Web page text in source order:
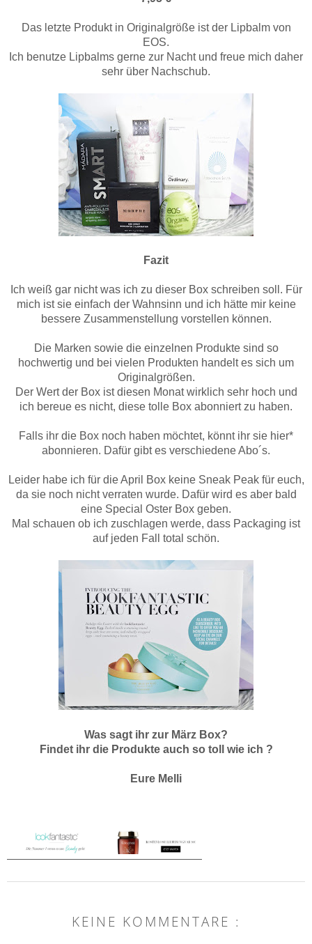
Das letzte Produkt in Originalgröße ist der Lipbalm von
EOS.
Ich benutze Lipbalms gerne zur Nacht und freue mich daher
sehr über Nachschub.
Fazit
Ich weiß gar nicht was ich zu dieser Box schreiben soll. Für
mich ist sie einfach der Wahnsinn und ich hätte mir keine
bessere Zusammenstellung vorstellen können.
Die Marken sowie die einzelnen Produkte sind so
hochwertig und bei vielen Produkten handelt es sich um
Originalgrößen.
Der Wert der Box ist diesen Monat wirklich sehr hoch und
ich bereue es nicht, diese tolle Box abonniert zu haben.
Falls ihr die Box noch haben möchtet, könnt ihr sie hier*
abonnieren. Dafür gibt es verschiedene Abo´s.
Leider habe ich für die April Box keine Sneak Peak für euch,
da sie noch nicht verraten wurde. Dafür wird es aber bald
eine Special Oster Box geben.
Mal schauen ob ich zuschlagen werde, dass Packaging ist
auf jeden Fall total schön.
Was sagt ihr zur März Box?
Findet ihr die Produkte auch so toll wie ich ?
Eure Melli
KEINE KOMMENTARE :